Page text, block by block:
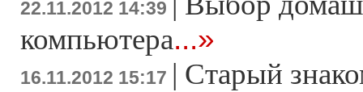
22.11.2012 14:39
компьютера...»
16.11.2012 15:17 | Старый